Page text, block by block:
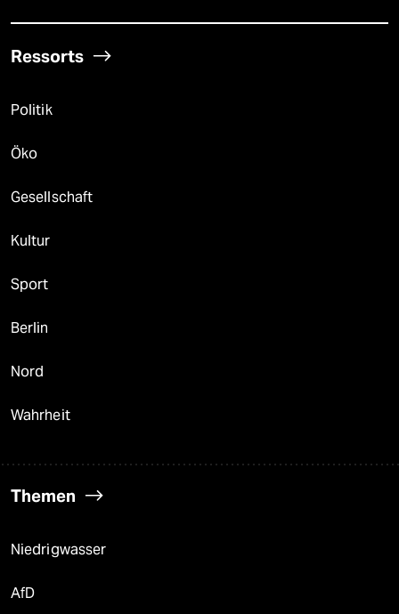
Ressorts
Politik
Öko
Gesellschaft
Kultur
Sport
Berlin
Nord
Wahrheit
Themen
Niedrigwasser
AfD